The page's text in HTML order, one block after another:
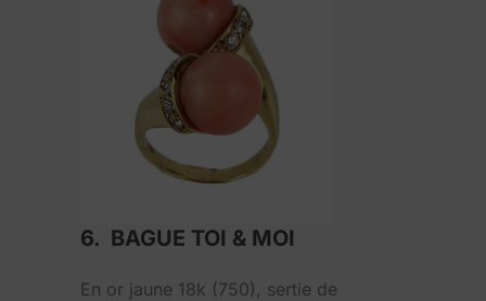
6. BAGUE TOI & MOI
En or jaune 18k (750), sertie de